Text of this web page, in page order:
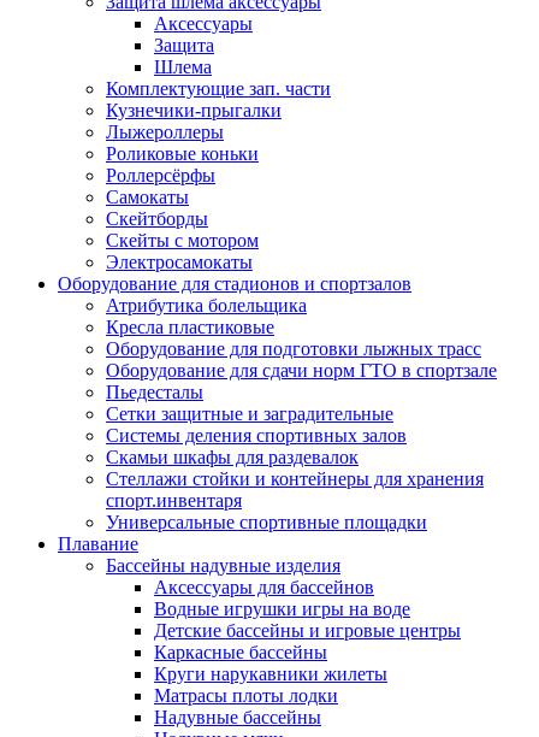
Аксессуары
Защита
Шлема
Комплектующие зап. части
Кузнечики-прыгалки
Лыжероллеры
Роликовые коньки
Роллерсёрфы
Самокаты
Скейтборды
Скейты с мотором
Электросамокаты
Оборудование для стадионов и спортзалов
Атрибутика болельщика
Кресла пластиковые
Оборудование для подготовки лыжных трасс
Оборудование для сдачи норм ГТО в спортзале
Пьедесталы
Сетки защитные и заградительные
Системы деления спортивных залов
Скамьи шкафы для раздевалок
Стеллажи стойки и контейнеры для хранения
спорт.инвентаря
Универсальные спортивные площадки
Плавание
Бассейны надувные изделия
Аксессуары для бассейнов
Водные игрушки игры на воде
Детские бассейны и игровые центры
Каркасные бассейны
Круги нарукавники жилеты
Матрасы плоты лодки
Надувные бассейны